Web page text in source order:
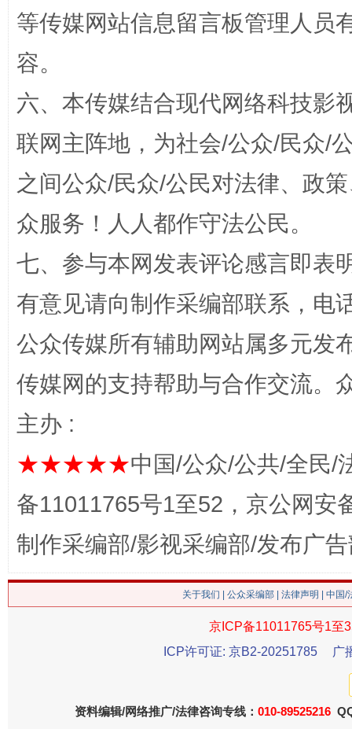
招工难、用工荒背后
网上购药对药下症？
这是一记警钟！ 谢
今
等传媒网站信息留言板管理人员
容。
六、本传媒结合现代网络科技影
联网主阵地，为社会/公众/民众/
之间公众/民众/公民对法律、政
众服务！人人都作守法公民。
七、参与本网发表评论感言即表
有意见请向制作采编部联系，电
公众传媒所有辅助网站属多元发
传媒网的支持帮助与合作交流。
主办 :
★★★★★中国/公众/公共/全民/
备11011765号1至52，京公网安
制作采编部/影视采编部/发布广
关于我们 公众采编部 法律声明 | 中国
京ICP备11011765号1至
ICP许可证: 京B2-20251785
广
资料编辑/网络推广/法律咨询专线： 010-89525216